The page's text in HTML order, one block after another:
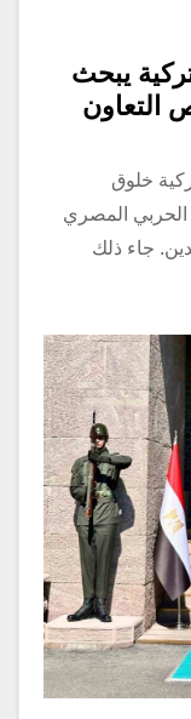
يبحث
التعاون
خلوق
الحربي المصري
جاء ذلك